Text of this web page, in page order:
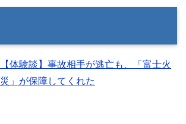
【体験談】事故相手が逃亡も、「富士火
災」が保障してくれた